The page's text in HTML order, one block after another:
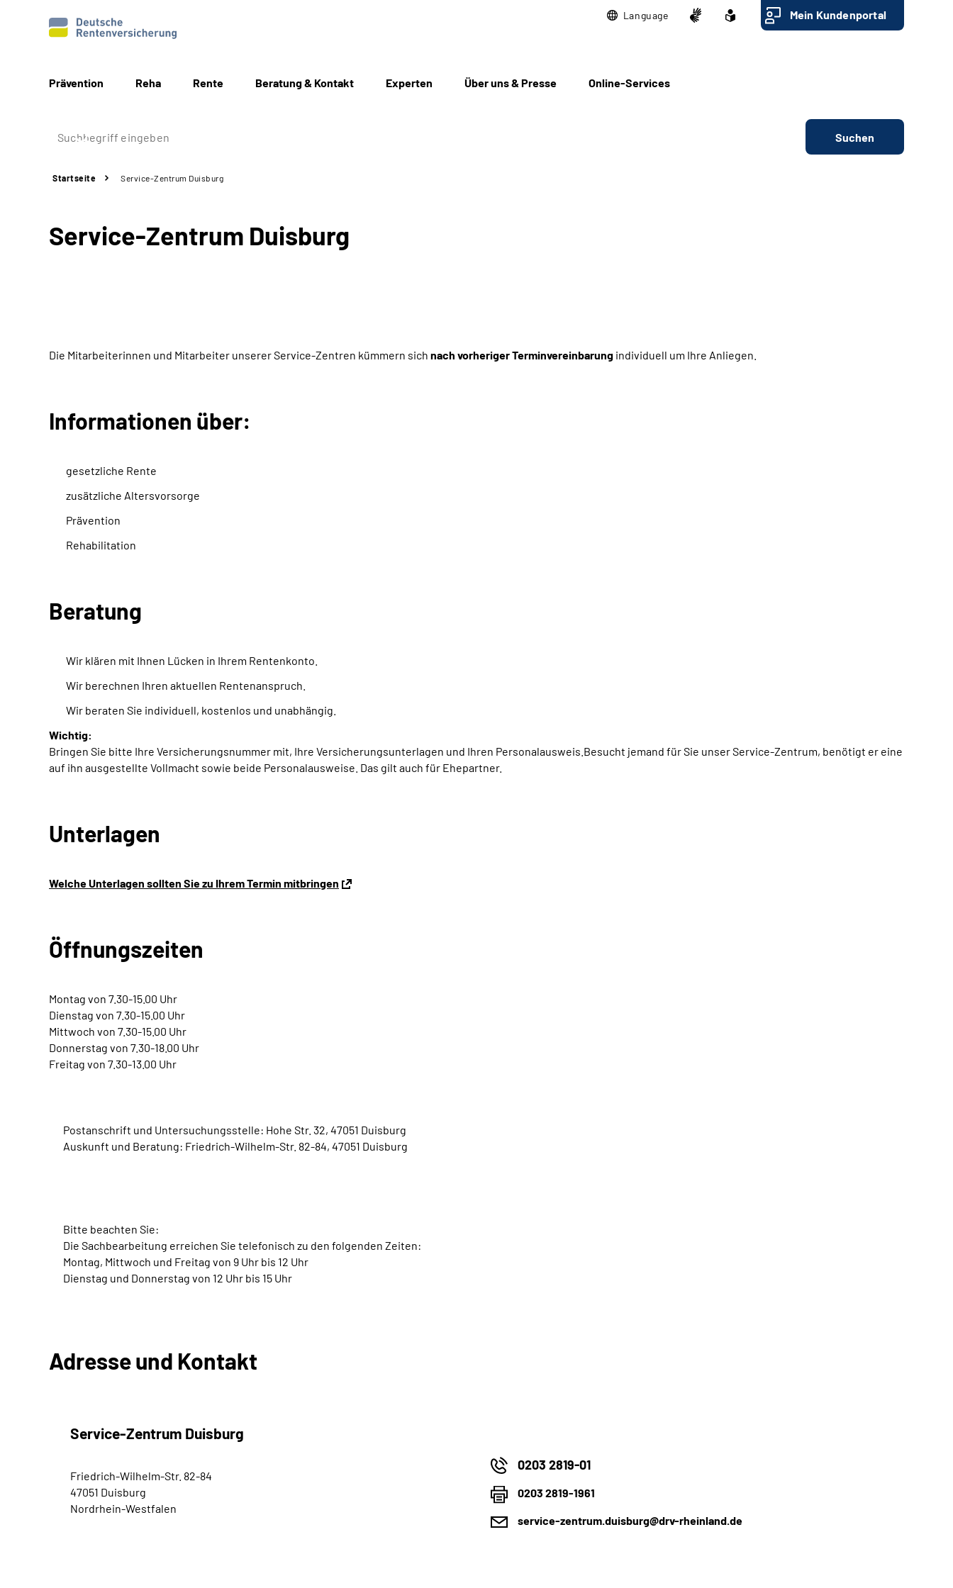
Language Mein Kundenportal
Prävention Reha Rente Beratung & Kontakt Experten Über uns & Presse Online-Services
Suchen
Startseite Service-Zentrum Duisburg
Service-Zentrum Duisburg
Die Mitarbeiterinnen und Mitarbeiter unserer Service-Zentren kümmern sich nach vorheriger Terminvereinbarung individuell um Ihre Anliegen.
Informationen über:
gesetzliche Rente
zusätzliche Altersvorsorge
Prävention
Rehabilitation
Beratung
Wir klären mit Ihnen Lücken in Ihrem Rentenkonto.
Wir berechnen Ihren aktuellen Rentenanspruch.
Wir beraten Sie individuell, kostenlos und unabhängig.
Wichtig:
Bringen Sie bitte Ihre Versicherungsnummer mit, Ihre Versicherungsunterlagen und Ihren Personalausweis.Besucht jemand für Sie unser Service-Zentrum, benötigt er eine
auf ihn ausgestellte Vollmacht sowie beide Personalausweise. Das gilt auch für Ehepartner.
Unterlagen
Welche Unterlagen sollten Sie zu Ihrem Termin mitbringen
Öffnungszeiten
Montag von 7.30-15.00 Uhr
Dienstag von 7.30-15.00 Uhr
Mittwoch von 7.30-15.00 Uhr
Donnerstag von 7.30-18.00 Uhr
Freitag von 7.30-13.00 Uhr
Postanschrift und Untersuchungsstelle: Hohe Str. 32, 47051 Duisburg
Auskunft und Beratung: Friedrich-Wilhelm-Str. 82-84, 47051 Duisburg
Bitte beachten Sie:
Die Sachbearbeitung erreichen Sie telefonisch zu den folgenden Zeiten:
Montag, Mittwoch und Freitag von 9 Uhr bis 12 Uhr
Dienstag und Donnerstag von 12 Uhr bis 15 Uhr
Adresse und Kontakt
Service-Zentrum Duisburg
Friedrich-Wilhelm-Str. 82-84
47051 Duisburg
Nordrhein-Westfalen
0203 2819-01
0203 2819-1961
service-zentrum.duisburg@drv-rheinland.de